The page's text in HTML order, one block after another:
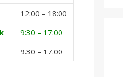
12:00 – 18:00
9:30 – 17:00
9:30 – 17:00